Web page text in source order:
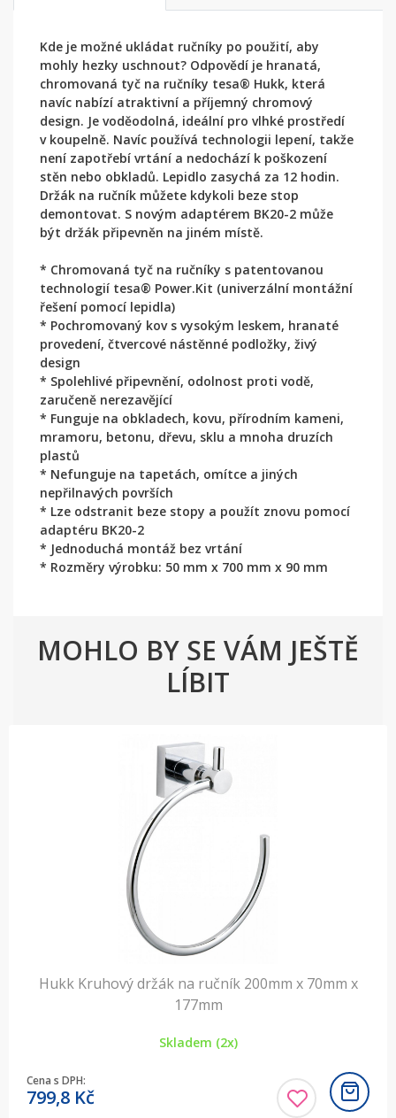
Kde je možné ukládat ručníky po použití, aby
mohly hezky uschnout? Odpovědí je hranatá,
chromovaná tyč na ručníky tesa® Hukk, která
navíc nabízí atraktivní a příjemný chromový
design. Je voděodolná, ideální pro vlhké prostředí
v koupelně. Navíc používá technologii lepení, takže
není zapotřebí vrtání a nedochází k poškození
stěn nebo obkladů. Lepidlo zasychá za 12 hodin.
Držák na ručník můžete kdykoli beze stop
demontovat. S novým adaptérem BK20-2 může
být držák připevněn na jiném místě.
* Chromovaná tyč na ručníky s patentovanou
technologií tesa® Power.Kit (univerzální montážní
řešení pomocí lepidla)
* Pochromovaný kov s vysokým leskem, hranaté
provedení, čtvercové nástěnné podložky, živý
design
* Spolehlivé připevnění, odolnost proti vodě,
zaručeně nerezavějící
* Funguje na obkladech, kovu, přírodním kameni,
mramoru, betonu, dřevu, sklu a mnoha druzích
plastů
* Nefunguje na tapetách, omítce a jiných
nepřilnavých površích
* Lze odstranit beze stopy a použít znovu pomocí
adaptéru BK20-2
* Jednoduchá montáž bez vrtání
* Rozměry výrobku: 50 mm x 700 mm x 90 mm
MOHLO BY SE VÁM JEŠTĚ
LÍBIT
Hukk Kruhový držák na ručník 200mm x 70mm x
177mm
Skladem (2x)
Cena s DPH:
799,8 Kč